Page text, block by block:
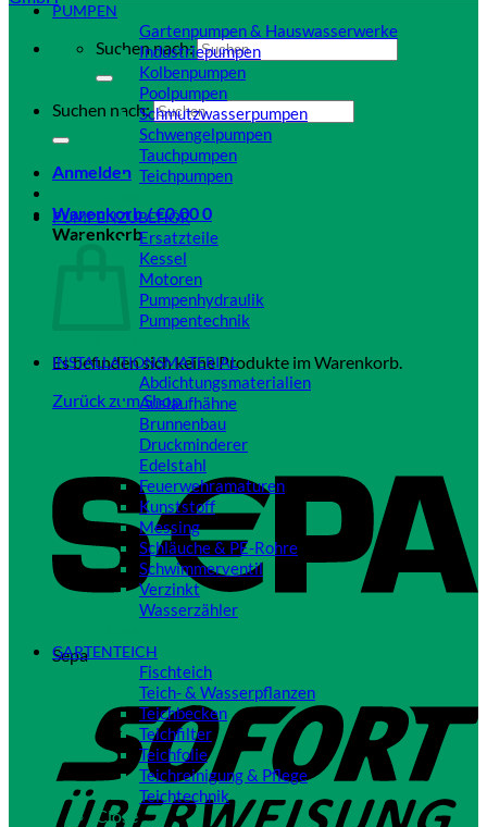
Suchen nach:
Suchen nach:
Anmelden
Warenkorb /€0,000
Warenkorb
Es befinden sich keine Produkte im Warenkorb.
Zurück zum Shop
Sepa
PUMPEN
Gartenpumpen & Hauswasserwerke
Industriepumpen
Kolbenpumpen
Poolpumpen
Schmutzwasserpumpen
Schwengelpumpen
Tauchpumpen
Teichpumpen
PUMPENZUBEHÖR
Ersatzteile
Kessel
Motoren
Pumpenhydraulik
Pumpentechnik
INSTALLATIONSMATERIAL
Abdichtungsmaterialien
Auslaufhähne
Brunnenbau
Druckminderer
Edelstahl
Feuerwehramaturen
Kunststoff
Messing
Schläuche & PE-Rohre
Schwimmerventil
Verzinkt
Wasserzähler
GARTENTEICH
Fischteich
Teich- & Wasserpflanzen
Teichbecken
Teichfilter
Teichfolie
Teichreinigung & Pflege
Teichtechnik
Close